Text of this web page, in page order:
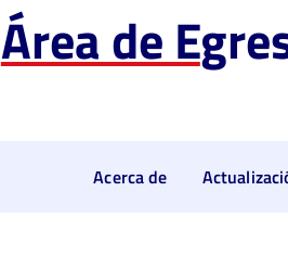
Área de E
Acerca de